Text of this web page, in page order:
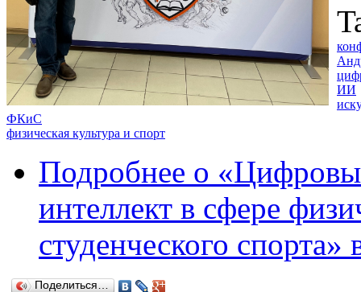
ИИ
ФКиС
физическая культура и спорт
Подробнее о
интеллект в сфере
студенческого
Поделиться…